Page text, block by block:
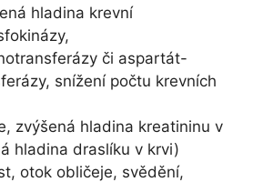
hladina krevní
či aspartát-
snížení počtu krevních
zvýšená hladina kreatininu v
hladina draslíku v krvi)
otok obličeje, svědění,